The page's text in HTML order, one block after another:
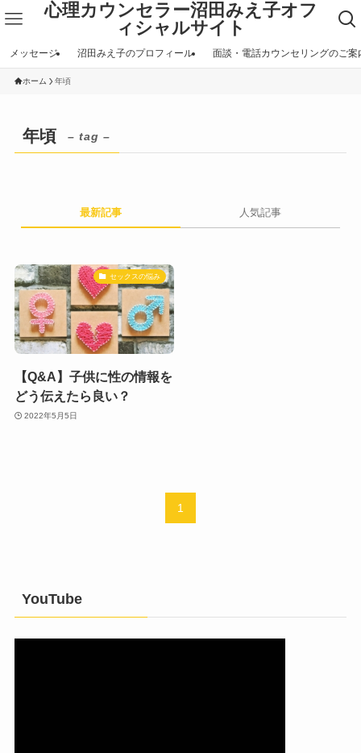
心理カウンセラー沼田みえ子オフ
ィシャルサイト
メッセージ 沼田みえ子のプロフィール 面談・電話カウンセリングのご案
ホーム 年頃
年頃 – tag –
最新記事 人気記事
セックスの悩み
【Q&A】子供に性の情報を
どう伝えたら良い？
2022年5月5日
1
YouTube